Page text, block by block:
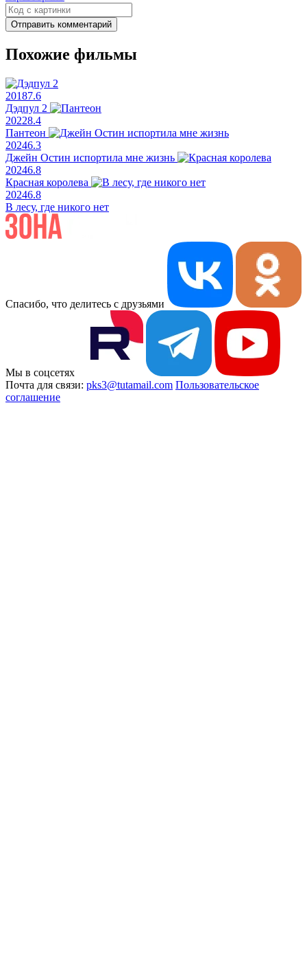
Отправить комментарий
Похожие фильмы
20187.6
Дэдпул 2
20228.4
Пантеон
20246.3
Джейн Остин испортила мне жизнь
20246.8
Красная королева
20246.8
В лесу, где никого нет
Спасибо, что делитесь с друзьями
Мы в соцсетях
Почта для связи: pks3@tutamail.com Пользовательское
соглашение